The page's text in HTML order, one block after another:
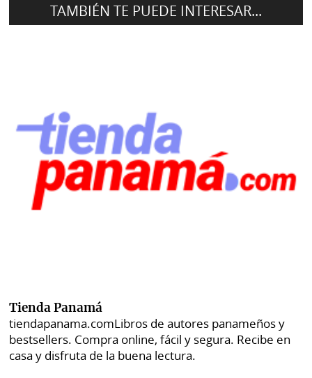
TAMBIÉN TE PUEDE INTERESAR...
Tienda Panamá
tiendapanama.comLibros de autores panameños y
bestsellers. Compra online, fácil y segura. Recibe en
casa y disfruta de la buena lectura.